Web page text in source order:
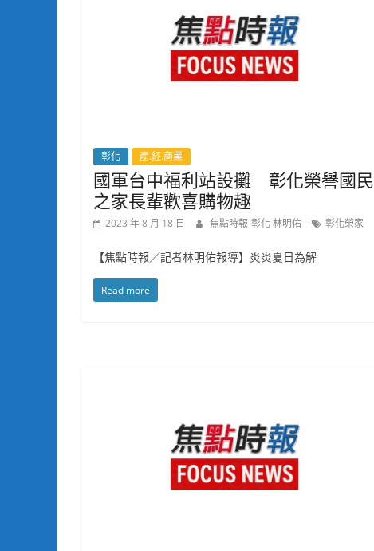
彰化 產.經.商業
國軍台中福利站設攤 彰化榮譽國民
之家長輩歡喜購物趣
2023 年 8 月 18 日 焦點時報-彰化 林明佑 彰化榮家
【焦點時報／記者林明佑報導】炎炎夏日為解
Read more